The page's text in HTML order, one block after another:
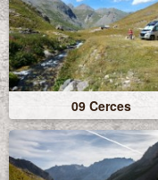
09 Cerces